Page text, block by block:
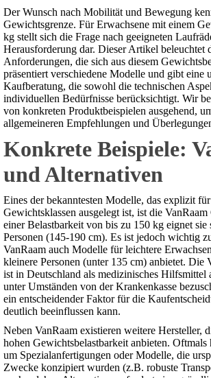
Der Wunsch nach Mobilität und Bewegung
Gewichtsgrenze. Für Erwachsene mit einem
kg stellt sich die Frage nach geeigneten
Herausforderung dar. Dieser Artikel beleuchtet
Anforderungen, die sich aus diesem
präsentiert verschiedene Modelle und gibt eine
Kaufberatung, die sowohl die technischen
individuellen Bedürfnisse berücksichtigt. Wir
von konkreten Produktbeispielen ausgehend,
allgemeineren Empfehlungen und
Konkrete Beispiele:
und Alternativen
Eines der bekanntesten Modelle, das explizit
Gewichtsklassen ausgelegt ist, ist die
einer Belastbarkeit von bis zu 150 kg eignet sie
Personen (145-190 cm). Es ist jedoch wichtig
VanRaam auch Modelle für leichtere
kleinere Personen (unter 135 cm) anbietet. Die
ist in Deutschland als medizinisches Hilfsmittel
unter Umständen von der Krankenkasse
ein entscheidender Faktor für die
deutlich beeinflussen kann.
Neben VanRaam existieren weitere Hersteller,
hohen Gewichtsbelastbarkeit anbieten. Oftmals
um Spezialanfertigungen oder Modelle, die
Zwecke konzipiert wurden (z.B. robuste